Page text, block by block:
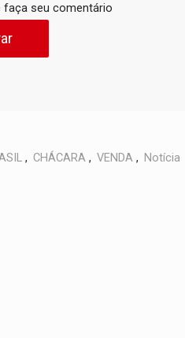
faça seu comentário
, CHÁCARA , VENDA , Notícia